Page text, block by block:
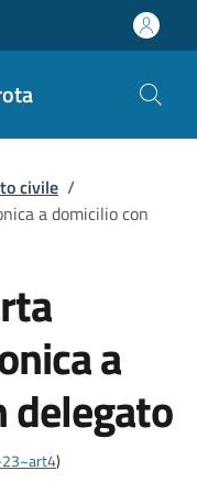
civile /
a domicilio con
a
delegato
)